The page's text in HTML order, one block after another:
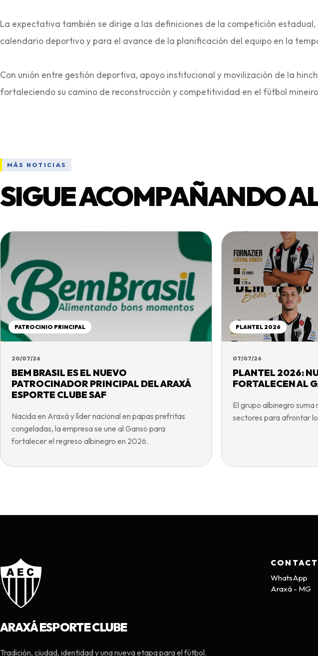
La expectativa también se dirige a las definiciones de la competición
calendario deportivo y para el avance de la planificación del equipo en la
Con unión entre gestión deportiva, apoyo institucional y movilización de la
MÁS NOTICIAS
SIGUE ACOMPAÑANDO
PATROCINIO PRINCIPAL
20/07/26
BEM BRASIL ES EL NUEVO
PATROCINADOR PRINCIPAL DEL ARAXÁ
ESPORTE CLUBE SAF
Nacida en Araxá y líder nacional en papas prefritas
congeladas, la empresa se une al Ganso para
fortalecer el regreso albinegro en 2026.
PLANTEL 2026
07/07/26
PLANTEL 2026:
FORTALECEN AL
El grupo albinegro
sectores para afrontar
ARAXÁ ESPORTE CLUBE
Tradición, ciudad, identidad y una nueva etapa para el fútbol.
WhatsApp
Araxá - MG